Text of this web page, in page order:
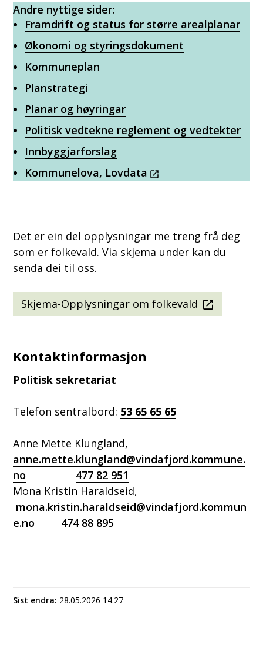
Andre nyttige sider:
Framdrift og status for større arealplanar
Økonomi og styringsdokument
Kommuneplan
Planstrategi
Planar og høyringar
Politisk vedtekne reglement og vedtekter
Innbyggjarforslag
Kommunelova, Lovdata
Det er ein del opplysningar me treng frå deg
som er folkevald. Via skjema under kan du
senda dei til oss.
Skjema-Opplysningar om folkevald
Kontaktinformasjon
Politisk sekretariat
Telefon sentralbord: 53 65 65 65
Anne Mette Klungland,
anne.mette.klungland@vindafjord.kommune.
no
477 82 951
Mona Kristin Haraldseid,
mona.kristin.haraldseid@vindafjord.kommun
e.no
474 88 895
Sist endra 28.05.2026 14.27